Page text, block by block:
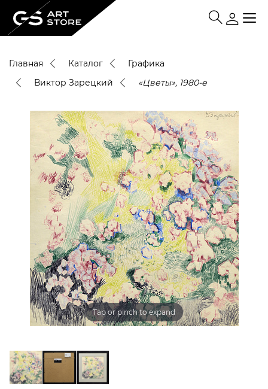
Главная Каталог
Графика
Виктор Зарецкий
«Цветы», 1980-е
Tap or pinch to expand